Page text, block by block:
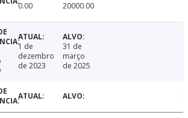
0.00 20000.00
1 de
dezembro
de 2023
31 de
março
de 2025